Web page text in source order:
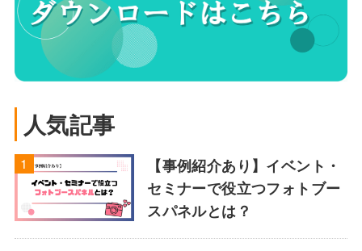
人気記事
【事例紹介あり】イベント・
セミナーで役立つフォトブー
スパネルとは？